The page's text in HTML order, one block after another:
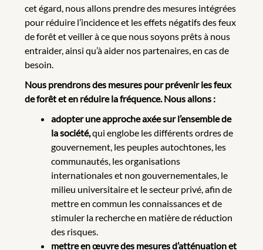
cet égard, nous allons prendre des mesures intégrées
pour réduire l’incidence et les effets négatifs des feux
de forêt et veiller à ce que nous soyons prêts à nous
entraider, ainsi qu’à aider nos partenaires, en cas de
besoin.
Nous prendrons des mesures pour prévenir les feux
de forêt et en réduire la fréquence. Nous allons :
adopter une approche axée sur l’ensemble de
la société,qui englobe les différents ordres de
gouvernement, les peuples autochtones, les
communautés, les organisations
internationales et non gouvernementales, le
milieu universitaire et le secteur privé, afin de
mettre en commun les connaissances et de
stimuler la recherche en matière de réduction
des risques.
mettre en œuvre des mesures d’atténuation et